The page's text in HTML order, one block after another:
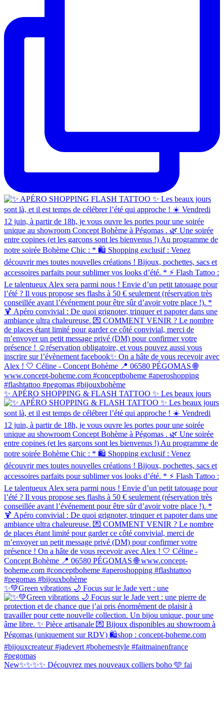
✨ APÉRO SHOPPING & FLASH TATTOO ✨ Les beaux jours
✨💚Green vibrations 🌙 Focus sur le Jade vert : une
New✨✨✨✨ Découvrez mes nouveaux colliers boho 🩵 fai